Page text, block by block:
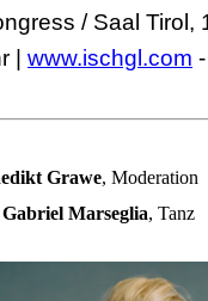
/ Saal Tirol,
| www.ischgl.com
Grawe,
Marseglia,